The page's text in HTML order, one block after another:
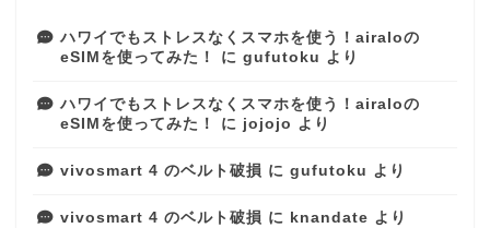
ハワイでもストレスなくスマホを使う！airaloの
eSIMを使ってみた！
に gufutoku より
ハワイでもストレスなくスマホを使う！airaloの
eSIMを使ってみた！
に jojojo より
vivosmart 4 のベルト破損 に gufutoku より
vivosmart 4 のベルト破損 に knandate より